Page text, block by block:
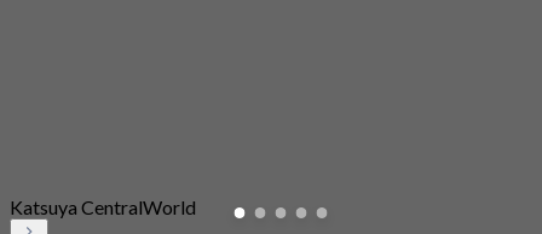
Katsuya CentralWorld